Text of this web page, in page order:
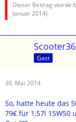
Dieser Beitrag wurde
Januar 2014)
Gast
30. Mai 2014
So, hatte heute das
79€ für 1,57l 15W50